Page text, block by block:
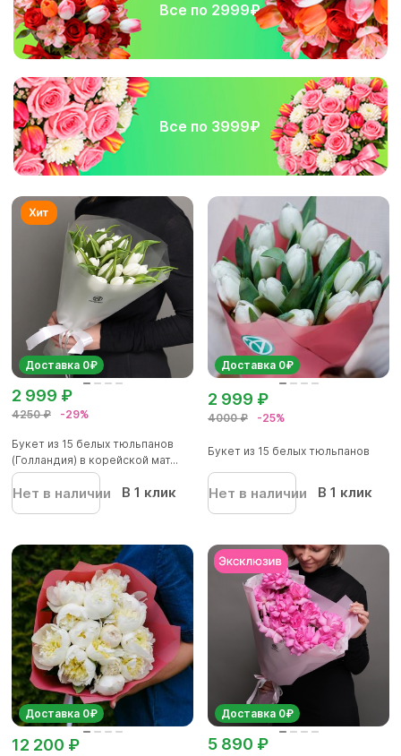
Все по 2999₽
Все по 3999₽
Доставка 0₽
4250 ₽ -29%
2 999 ₽
Букет из 15 белых тюльпанов
(Голландия) в корейской мат...
Нет в наличии В 1 клик
Доставка 0₽
4000 ₽ -25%
2 999 ₽
Букет из 15 белых тюльпанов
Нет в наличии В 1 клик
Доставка 0₽
12 200 ₽
Доставка 0₽
5 890 ₽